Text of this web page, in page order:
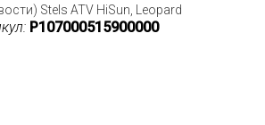
Stels ATV HiSun, Leopard
P107000515900000